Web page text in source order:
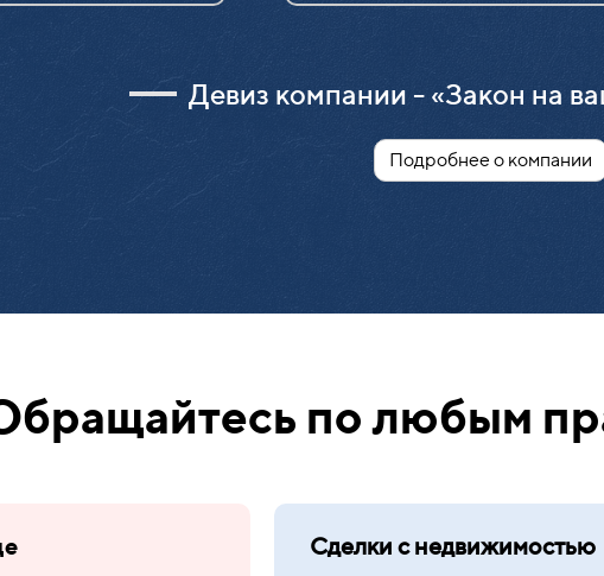
Девиз компании - «Закон на
Подробнее о компании
по любым
Сделки с недвижимостью